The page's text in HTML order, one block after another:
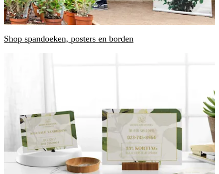
Shop spandoeken, posters en borden